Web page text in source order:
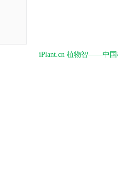
iPlant.cn 植物智——中国